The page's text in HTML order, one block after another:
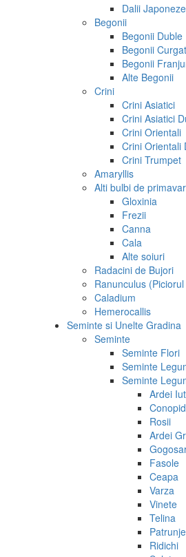
Dalii Japoneze
Begonii
Begonii Duble
Begonii
Begonii
Alte Begonii
Crini
Crini Asiatici
Crini Asiatici
Crini Orientali
Crini Orientali
Crini Trumpet
Amaryllis
Alti bulbi de
Gloxinia
Frezii
Canna
Cala
Alte soiuri
Radacini de Bujori
Ranunculus
Caladium
Hemerocallis
Seminte si Unelte Gradina
Seminte
Seminte Flori
Seminte
Seminte
Ardei
Rosii
Ardei
Fasole
Ceapa
Varza
Vinete
Telina
Ridichi